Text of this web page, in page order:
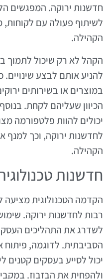
חדשנות ירוקה. המפגשים
לשיתוף פעולה עם לקוחות,
הקהילה.
הקהל לא רק שיכול לתמוך
להניע אותם לבצע שינויים.
במוצרים או בשירותים
הכיוון שעליהם לקחת.
יכולים להוות פלטפורמה
לחדשנות ירוקה, וכך
הקהילה.
חדשנות
הקדמה הטכנולוגית מציעה
רבות לחדשנות ירוקה.
לשדרג את התהליכים
הסביבתית. לדוגמה, פיתוח
יכול לסייע בעסקים
ולהפחית את הבזבוז.